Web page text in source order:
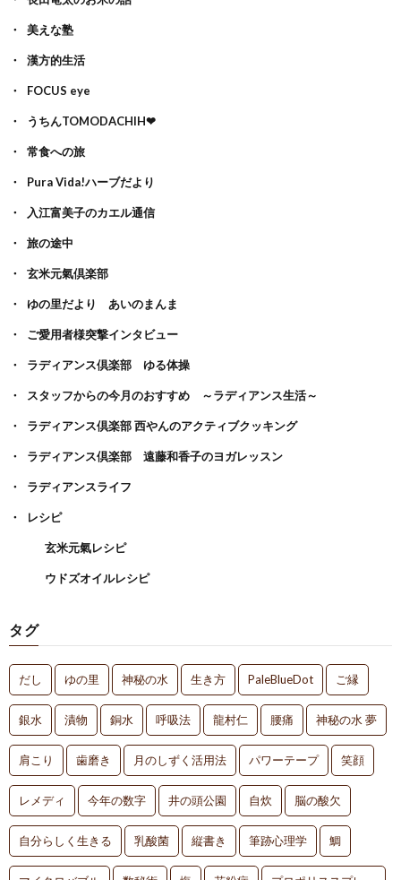
美えな塾
漢方的生活
FOCUS eye
うちんTOMODACHIH❤
常食への旅
Pura Vida!ハーブだより
入江富美子のカエル通信
旅の途中
玄米元氣倶楽部
ゆの里だより あいのまんま
ご愛用者様突撃インタビュー
ラディアンス倶楽部 ゆる体操
スタッフからの今月のおすすめ ～ラディアンス生活～
ラディアンス倶楽部 西やんのアクティブクッキング
ラディアンス倶楽部 遠藤和香子のヨガレッスン
ラディアンスライフ
レシピ
玄米元氣レシピ
ウドズオイルレシピ
タグ
だし ゆの里 神秘の水 生き方 PaleBlueDot ご縁
銀水 漬物 銅水 呼吸法 龍村仁 腰痛 神秘の水 夢
肩こり 歯磨き 月のしずく活用法 パワーテープ 笑顔
レメディ 今年の数字 井の頭公園 自炊 脳の酸欠
自分らしく生きる 乳酸菌 縦書き 筆跡心理学 鯛